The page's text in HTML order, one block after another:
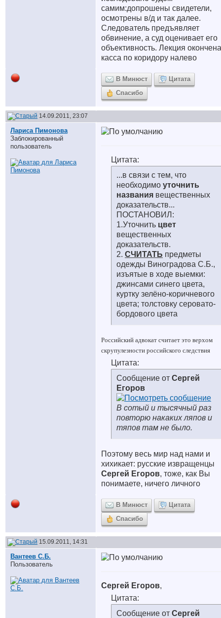
самим:допрошены свидетели,
осмотрены в/д и так далее.
Следователь предъявляет
обвинение, а суд оценивает его
объективность. Лекция
касса по коридору налево
В Минюст
Цитата
Спасибо
14.09.2011, 23:07
Лариса Пимонова
Заблокированный
пользователь
Цитата:
...в связи с тем, что
необходимо уточнить
названия вещественных
доказательств...
ПОСТАНОВИЛ:
1.Уточнить цвет
вещественных
доказательств.
2. СЧИТАТЬ предметы
одежды Виноградова С.Б.,
изъятые в ходе выемки:
джинсами синего цвета,
куртку зелёно-коричневого
цвета; толстовку серовато-
бордового цвета
Российский адвокат считает это верхом
скрупулезности российского следствия
Цитата:
Сообщение от Сергей
Егоров
В сотый и тысячный раз
повторю накаких ляпов и
тяпов там не было.
Поэтому весь мир над нами и
хихикает: русские извращенцы
Сергей Егоров, тоже, как Вы
понимаете, ничего личного
В Минюст
Цитата
Спасибо
15.09.2011, 14:31
Вантеев С.Б.
Пользователь
Сергей Егоров,
Цитата:
Сообщение от Сергей